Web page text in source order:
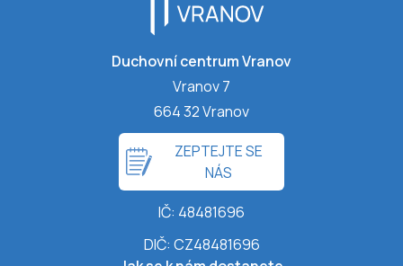
Duchovní centrum Vranov
Vranov 7
664 32 Vranov
ZEPTEJTE SE
NÁS
IČ: 48481696
DIČ: CZ48481696